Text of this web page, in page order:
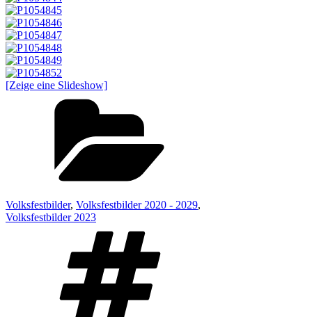
[Zeige eine Slideshow]
Volksfestbilder, Volksfestbilder 2020 - 2029,
Volksfestbilder 2023